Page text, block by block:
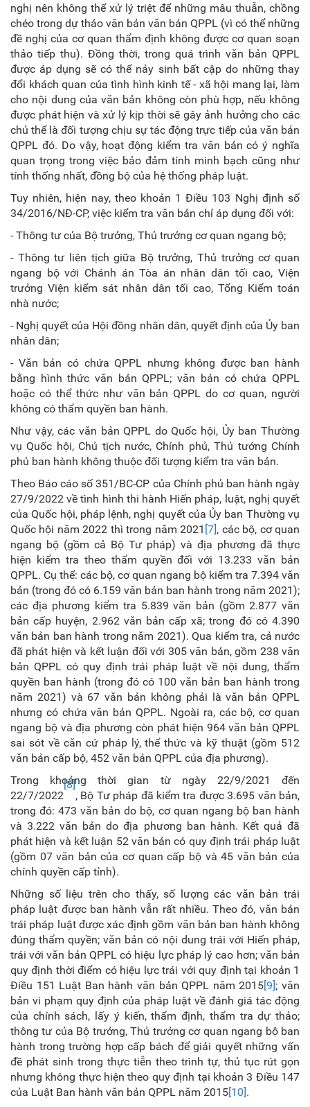
nghị nên không thể xử lý triệt để những mâu thuẫn, chồng
chéo trong dự thảo văn bản văn bản QPPL (vì có thể những
đề nghị của cơ quan thẩm định không được cơ quan soạn
thảo tiếp thu). Đồng thời, trong quá trình văn bản QPPL
được áp dụng sẽ có thể nảy sinh bất cập do những thay
đổi khách quan của tình hình kinh tế - xã hội mang lại, làm
cho nội dung của văn bản không còn phù hợp, nếu không
được phát hiện và xử lý kịp thời sẽ gây ảnh hưởng cho các
chủ thể là đối tượng chịu sự tác động trực tiếp của văn bản
QPPL đó. Do vậy, hoạt động kiểm tra văn bản có ý nghĩa
quan trọng trong việc bảo đảm tính minh bạch cũng như
tính thống nhất, đồng bộ của hệ thống pháp luật.
Tuy nhiên, hiện nay, theo khoản 1 Điều 103 Nghị định số
34/2016/NĐ-CP, việc kiểm tra văn bản chỉ áp dụng đối với:
- Thông tư của Bộ trưởng, Thủ trưởng cơ quan ngang bộ;
- Thông tư liên tịch giữa Bộ trưởng, Thủ trưởng cơ quan
ngang bộ với Chánh án Tòa án nhân dân tối cao, Viện
trưởng Viện kiểm sát nhân dân tối cao, Tổng Kiểm toán
nhà nước;
- Nghị quyết của Hội đồng nhân dân, quyết định của Ủy ban
nhân dân;
- Văn bản có chứa QPPL nhưng không được ban hành
bằng hình thức văn bản QPPL; văn bản có chứa QPPL
hoặc có thể thức như văn bản QPPL do cơ quan, người
không có thẩm quyền ban hành.
Như vậy, các văn bản QPPL do Quốc hội, Ủy ban Thường
vụ Quốc hội, Chủ tịch nước, Chính phủ, Thủ tướng Chính
phủ ban hành không thuộc đối tượng kiểm tra văn bản.
Theo Báo cáo số 351/BC-CP của Chính phủ ban hành ngày
27/9/2022 về tình hình thi hành Hiến pháp, luật, nghị quyết
của Quốc hội, pháp lệnh, nghị quyết của Ủy ban Thường vụ
Quốc hội năm 2022 thì trong năm 2021 [7], các bộ, cơ quan
ngang bộ (gồm cả Bộ Tư pháp) và địa phương đã thực
hiện kiểm tra theo thẩm quyền đối với 13.233 văn bản
QPPL. Cụ thể: các bộ, cơ quan ngang bộ kiểm tra 7.394 văn
bản (trong đó có 6.159 văn bản ban hành trong năm 2021);
các địa phương kiểm tra 5.839 văn bản (gồm 2.877 văn
bản cấp huyện, 2.962 văn bản cấp xã; trong đó có 4.390
văn bản ban hành trong năm 2021). Qua kiểm tra, cả nước
đã phát hiện và kết luận đối với 305 văn bản, gồm 238 văn
bản QPPL có quy định trái pháp luật về nội dung, thẩm
quyền ban hành (trong đó có 100 văn bản ban hành trong
năm 2021) và 67 văn bản không phải là văn bản QPPL
nhưng có chứa văn bản QPPL. Ngoài ra, các bộ, cơ quan
ngang bộ và địa phương còn phát hiện 964 văn bản QPPL
sai sót về căn cứ pháp lý, thể thức và kỹ thuật (gồm 512
văn bản cấp bộ, 452 văn bản QPPL của địa phương).
Trong khoảng thời gian từ ngày 22/9/2021 đến
22/7/2022
[8]
, Bộ Tư pháp đã kiểm tra được 3.695 văn bản,
trong đó: 473 văn bản do bộ, cơ quan ngang bộ ban hành
và 3.222 văn bản do địa phương ban hành. Kết quả đã
phát hiện và kết luận 52 văn bản có quy định trái pháp luật
(gồm 07 văn bản của cơ quan cấp bộ và 45 văn bản của
chính quyền cấp tỉnh).
Những số liệu trên cho thấy, số lượng các văn bản trái
pháp luật được ban hành vẫn rất nhiều. Theo đó, văn bản
trái pháp luật được xác định gồm văn bản ban hành không
đúng thẩm quyền; văn bản có nội dung trái với Hiến pháp,
trái với văn bản QPPL có hiệu lực pháp lý cao hơn; văn bản
quy định thời điểm có hiệu lực trái với quy định tại khoản 1
Điều 151 Luật Ban hành văn bản QPPL năm 2015[9]; văn
bản vi phạm quy định của pháp luật về đánh giá tác động
của chính sách, lấy ý kiến, thẩm định, thẩm tra dự thảo;
thông tư của Bộ trưởng, Thủ trưởng cơ quan ngang bộ ban
hành trong trường hợp cấp bách để giải quyết những vấn
đề phát sinh trong thực tiễn theo trình tự, thủ tục rút gọn
nhưng không thực hiện theo quy định tại khoản 3 Điều 147
của Luật Ban hành văn bản QPPL năm 2015[10].